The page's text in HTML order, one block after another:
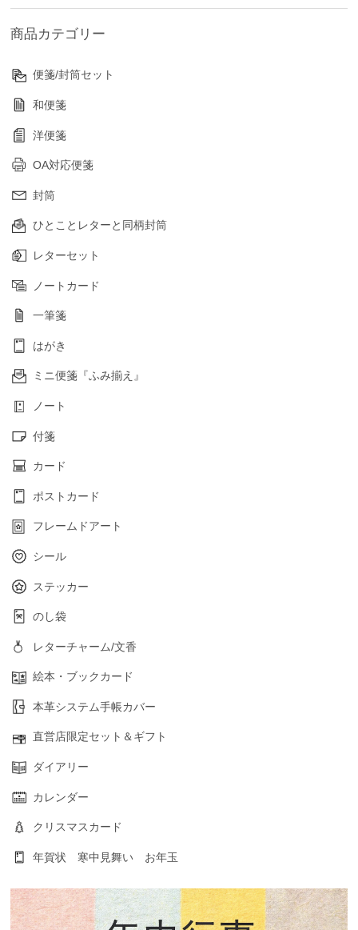
商品カテゴリー
便箋/封筒セット
和便箋
洋便箋
OA対応便箋
封筒
ひとことレターと同柄封筒
レターセット
ノートカード
一筆箋
はがき
ミニ便箋『ふみ揃え』
ノート
付箋
カード
ポストカード
フレームドアート
シール
ステッカー
のし袋
レターチャーム/文香
絵本・ブックカード
本革システム手帳カバー
直営店限定セット＆ギフト
ダイアリー
カレンダー
クリスマスカード
年賀状 寒中見舞い お年玉